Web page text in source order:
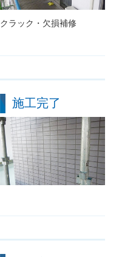
クラック・欠損補修
施工完了